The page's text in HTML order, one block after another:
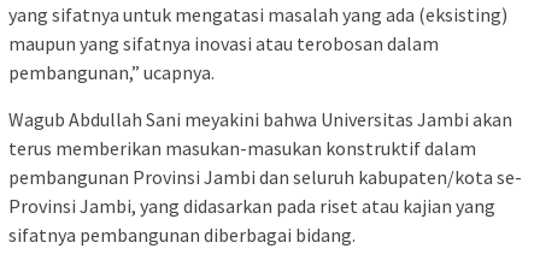
yang sifatnya untuk mengatasi masalah yang ada (eksisting)
maupun yang sifatnya inovasi atau terobosan dalam
pembangunan,” ucapnya.
Wagub Abdullah Sani meyakini bahwa Universitas Jambi akan
terus memberikan masukan-masukan konstruktif dalam
pembangunan Provinsi Jambi dan seluruh kabupaten/kota se-
Provinsi Jambi, yang didasarkan pada riset atau kajian yang
sifatnya pembangunan diberbagai bidang.